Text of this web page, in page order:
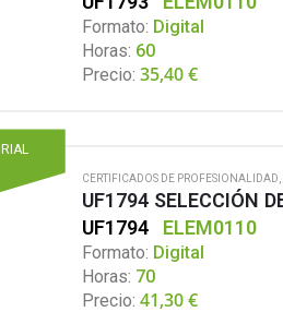
Formato: Digital
Horas: 60
Precio: 35,40€
CERTIFICADOS DE PROFESIONALIDAD
UF1794 ELEM0110
Formato: Digital
Horas: 70
Precio: 41,30€